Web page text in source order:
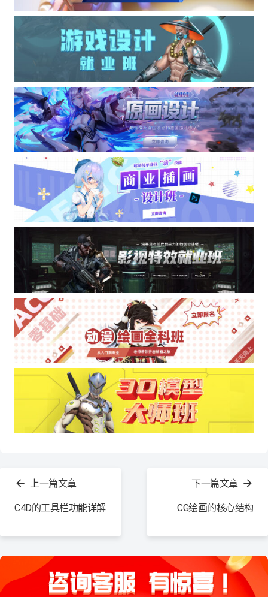
上一篇文章
C4D的工具栏功能详解
下一篇文章
CG绘画的核心结构